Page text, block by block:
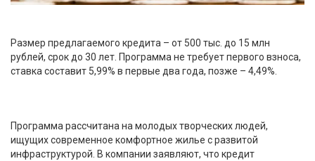
Размер предлагаемого кредита – от 500 тыс. до 15 млн
рублей, срок до 30 лет. Программа не требует первого взноса,
ставка составит 5,99% в первые два года, позже – 4,49%.
Программа рассчитана на молодых творческих людей,
ищущих современное комфортное жилье с развитой
инфраструктурой. В компании заявляют, что кредит